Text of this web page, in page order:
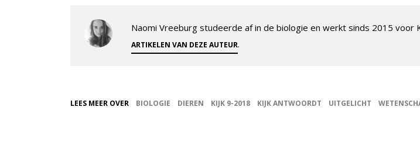
Naomi Vreeburg studeerde af in de biologie en werkt sinds 2015 voor
ARTIKELEN VAN DEZE AUTEUR.
LEES MEER OVER BIOLOGIE DIEREN KIJK 9-2018 KIJK ANTWOORDT UITGELICHT